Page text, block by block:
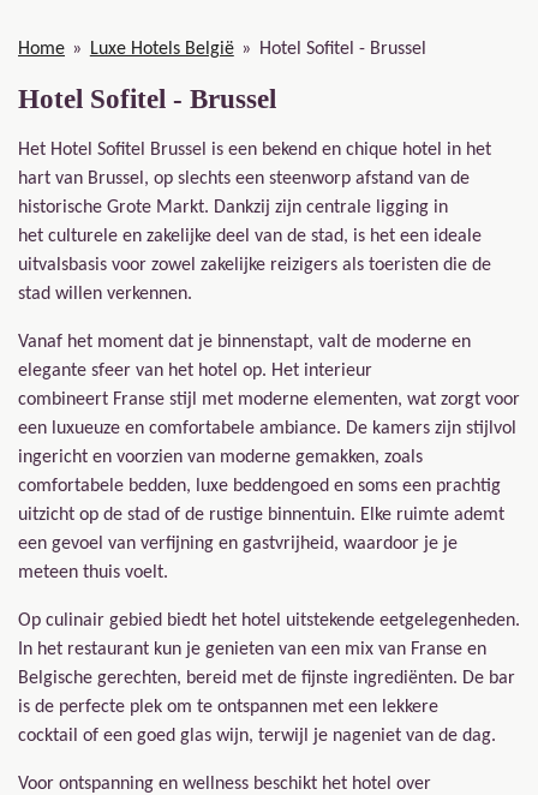
Home » Luxe Hotels België » Hotel Sofitel - Brussel
Hotel Sofitel - Brussel
Het Hotel Sofitel Brussel is een bekend en chique hotel in het
hart van Brussel, op slechts een steenworp afstand van de
historische Grote Markt. Dankzij zijn centrale ligging in
het culturele en zakelijke deel van de stad, is het een ideale
uitvalsbasis voor zowel zakelijke reizigers als toeristen die de
stad willen verkennen.
Vanaf het moment dat je binnenstapt, valt de moderne en
elegante sfeer van het hotel op. Het interieur
combineert Franse stijl met moderne elementen, wat zorgt voor
een luxueuze en comfortabele ambiance. De kamers zijn stijlvol
ingericht en voorzien van moderne gemakken, zoals
comfortabele bedden, luxe beddengoed en soms een prachtig
uitzicht op de stad of de rustige binnentuin. Elke ruimte ademt
een gevoel van verfijning en gastvrijheid, waardoor je je
meteen thuis voelt.
Op culinair gebied biedt het hotel uitstekende eetgelegenheden.
In het restaurant kun je genieten van een mix van Franse en
Belgische gerechten, bereid met de fijnste ingrediënten. De bar
is de perfecte plek om te ontspannen met een lekkere
cocktail of een goed glas wijn, terwijl je nageniet van de dag.
Voor ontspanning en wellness beschikt het hotel over